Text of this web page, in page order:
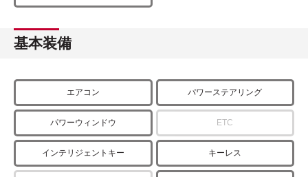
基本装備
エアコン パワーステアリング
パワーウィンドウ ETC
インテリジェントキー キーレス